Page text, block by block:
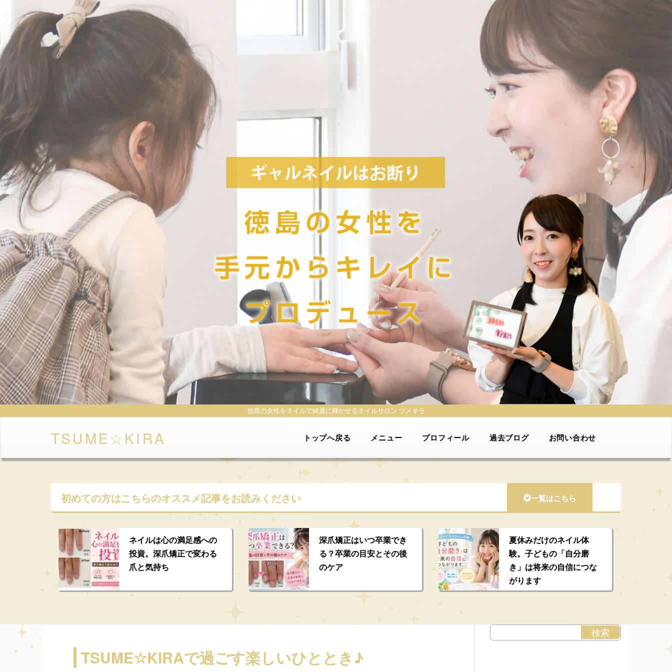
徳島の女性をネイルで綺麗に輝かせるネイルサロン ツメキラ
TSUME☆KIRA トップへ戻る メニュー プロフィール 過去ブログ お問い合わせ
初めての方はこちらのオススメ記事をお読みください 一覧はこちら
ネイルは心の満足感への
投資。深爪矯正で変わる
爪と気持ち
深爪矯正はいつ卒業でき
る？卒業の目安とその後
のケア
夏休みだけのネイル体
験。子どもの「自分磨
き」は将来の自信につな
がります
TSUME☆KIRAで過ごす楽しいひととき♪